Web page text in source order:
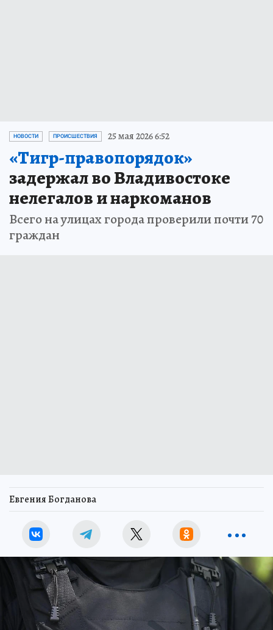
НОВОСТИ ПРОИСШЕСТВИЯ 25 мая 2026 6:52
«Тигр-правопорядок»
задержал во Владивостоке
нелегалов и наркоманов
Всего на улицах города проверили почти 70
граждан
Евгения Богданова